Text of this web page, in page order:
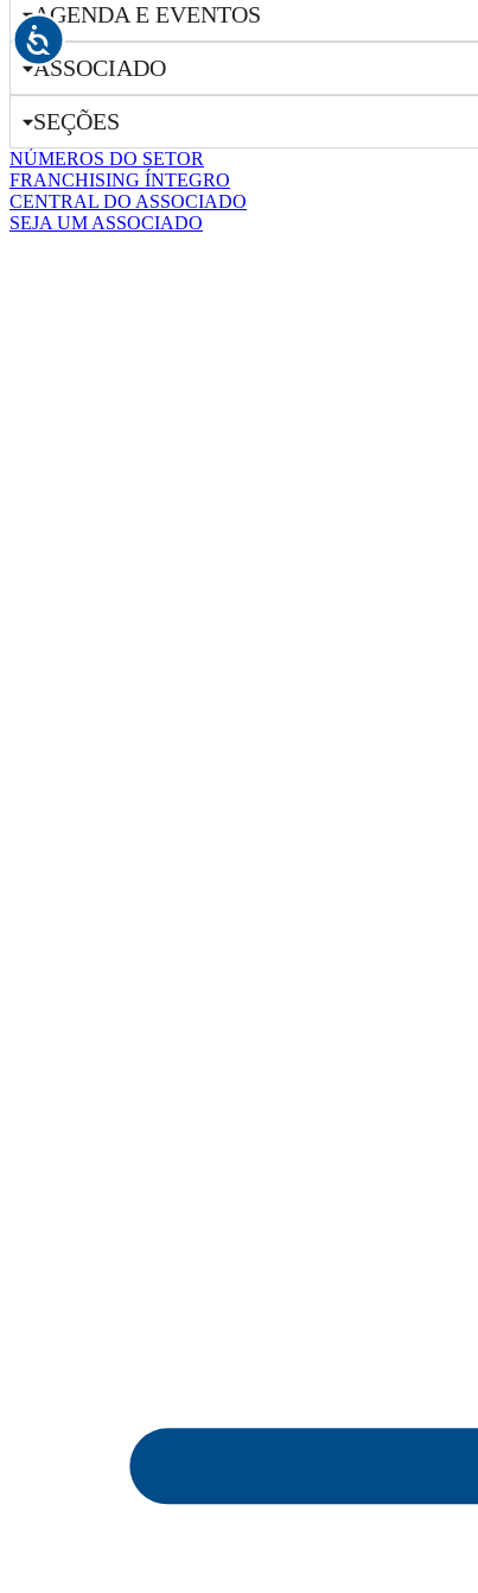
AGENDA E EVENTOS
ASSOCIADO
SEÇÕES
NÚMEROS DO SETOR
FRANCHISING ÍNTEGRO
CENTRAL DO ASSOCIADO
SEJA UM ASSOCIADO